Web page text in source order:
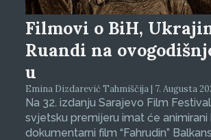
Filmovi o BiH,
Ruandi na
u
Emina Dizdarević Tahmiščija | 7. Augusta
Na 32. izdanju Sarajevo Film
svjetsku premijeru imat će animirani
dokumentarni film “Fahrudin”